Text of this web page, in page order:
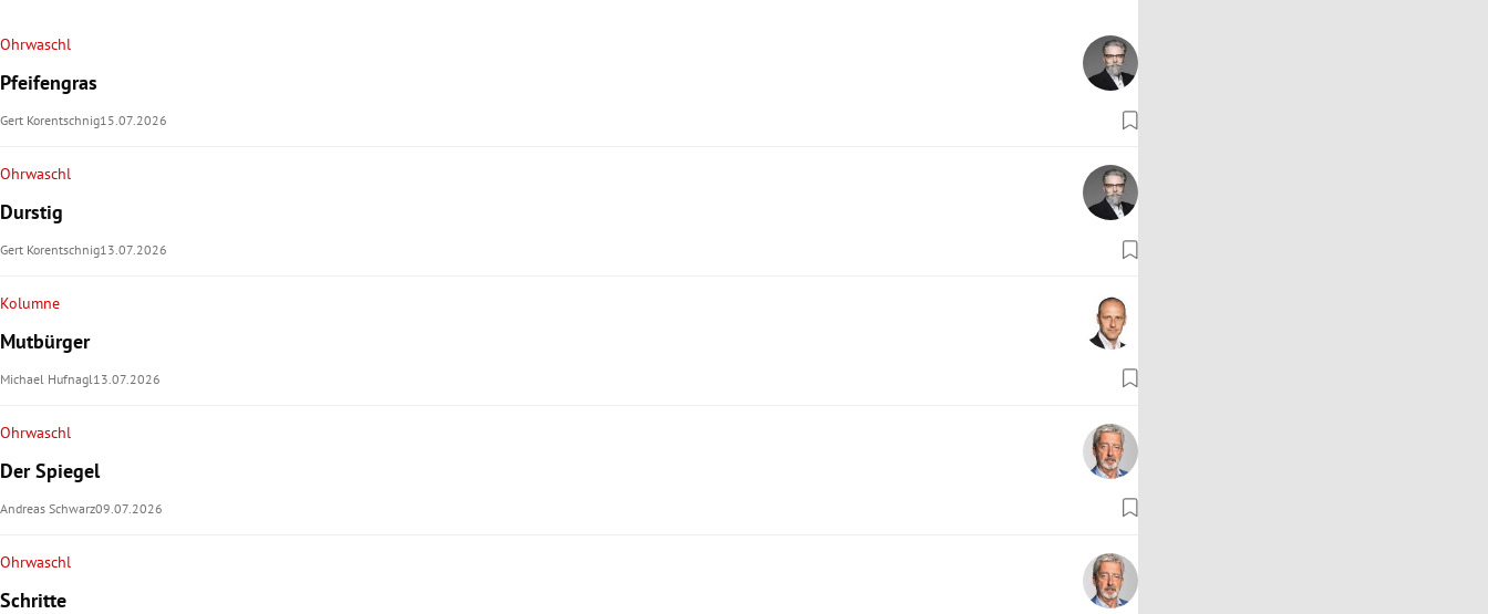
Ohrwaschl
Pfeifengras
Gert Korentschnig15.07.2026
Ohrwaschl
Durstig
Gert Korentschnig13.07.2026
Kolumne
Mutbürger
Michael Hufnagl 13.07.2026
Ohrwaschl
Der Spiegel
Andreas Schwarz09.07.2026
Ohrwaschl
Schritte